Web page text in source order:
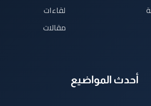
لقاءات
مقالات
أحدث المواضيع